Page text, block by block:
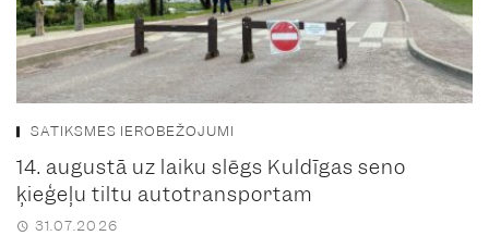
SATIKSMES IEROBEŽOJUMI
14. augustā uz laiku slēgs Kuldīgas seno
ķieģeļu tiltu autotransportam
31.07.2026